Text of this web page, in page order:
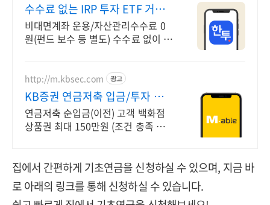
수수료 없는 IRP 투자 ETF 거래
수수료 무료
비대면계좌 운용/자산관리수수료 0
원(펀드 보수 등 별도) 수수료 없이 퇴
http://m.kbsec.com 광고
KB증권 연금저축 입금/투자 구
간별 쿠폰 혜택
연금저축 순입금(이전) 고객 백화점
상품권 최대 150만원 (조건 충족 시)
집에서 간편하게 기초연금을 신청하실 수 있으며, 지금 바
로 아래의 링크를 통해 신청하실 수 있습니다.